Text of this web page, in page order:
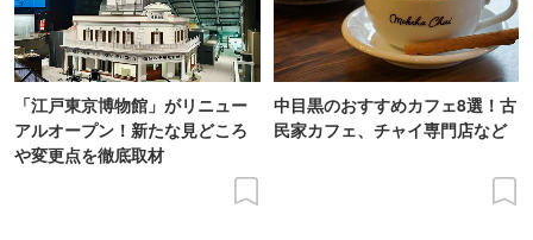
「江戸東京博物館」がリニュー
アルオープン！新たな見どころ
や変更点を徹底取材
中目黒のおすすめカフェ8選！古
民家カフェ、チャイ専門店など